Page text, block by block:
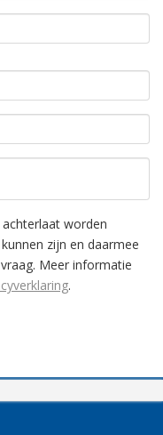
worden
zijn en daarmee
Meer informatie
.